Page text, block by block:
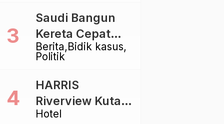
Golkar di
Singaraja
Berita Bidik kasus
Politik
Saudi Bangun
Kereta Cepat
Rp112 Triliun,
Proyek Rp116
Triliun yang
Baru Sampai
Hotel
HARRIS
Riverview Kuta
Bali Tawarkan